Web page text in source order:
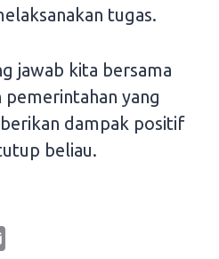
tugas.
jawab kita bersama
yang
dampak positif
beliau.